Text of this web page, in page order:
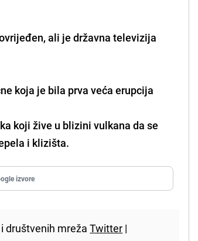
ali je državna televizija
koja je bila prva veća erupcija
koji žive u blizini vulkana da se
i klizišta.
izvore
i društvenih mrežaTwitter |